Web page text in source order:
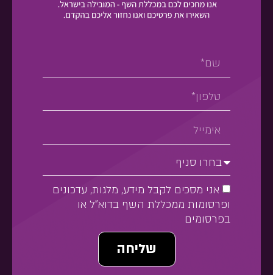
אני מסכים לקבל מידע, מלגות, עדכונים
ופרסומות ממכללת השף בדוא"ל או
בפרסומים
שליחה